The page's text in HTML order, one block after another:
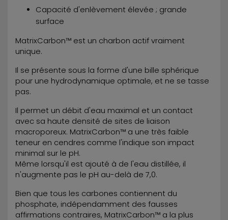
Capacité d'enlèvement élevée ; grande
surface
MatrixCarbon™ est un charbon actif vraiment
unique.
Il se présente sous la forme d'une bille sphérique
pour une hydrodynamique optimale, et ne se tasse
pas.
Il permet un débit d'eau maximal et un contact
avec sa haute densité de sites de liaison
macroporeux. MatrixCarbon™ a une très faible
teneur en cendres comme l'indique son impact
minimal sur le pH.
Même lorsqu'il est ajouté à de l'eau distillée, il
n'augmente pas le pH au-delà de 7,0.
Bien que tous les carbones contiennent du
phosphate, indépendamment des fausses
affirmations contraires, MatrixCarbon™ a la plus